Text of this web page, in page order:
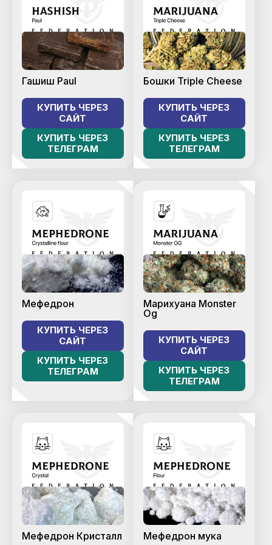
Гашиш Paul
КУПИТЬ ЧЕРЕЗ
САЙТ
КУПИТЬ ЧЕРЕЗ
ТЕЛЕГРАМ
Бошки Triple Cheese
КУПИТЬ ЧЕРЕЗ
САЙТ
КУПИТЬ ЧЕРЕЗ
ТЕЛЕГРАМ
Мефедрон
КУПИТЬ ЧЕРЕЗ
САЙТ
КУПИТЬ ЧЕРЕЗ
ТЕЛЕГРАМ
Марихуана Monster
Og
КУПИТЬ ЧЕРЕЗ
САЙТ
КУПИТЬ ЧЕРЕЗ
ТЕЛЕГРАМ
Мефедрон Кристалл Мефедрон мука